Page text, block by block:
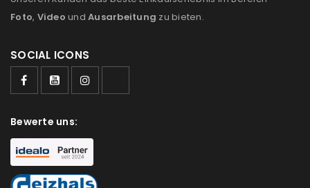
Foto, Video und Ausarbeitung zu bieten.
SOCIAL ICONS
Bewerte uns: